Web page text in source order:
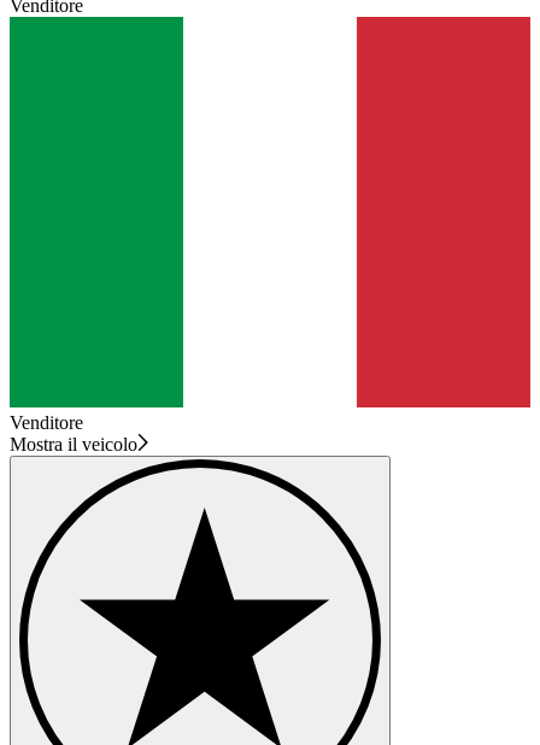
Venditore
Venditore
Mostra il veicolo